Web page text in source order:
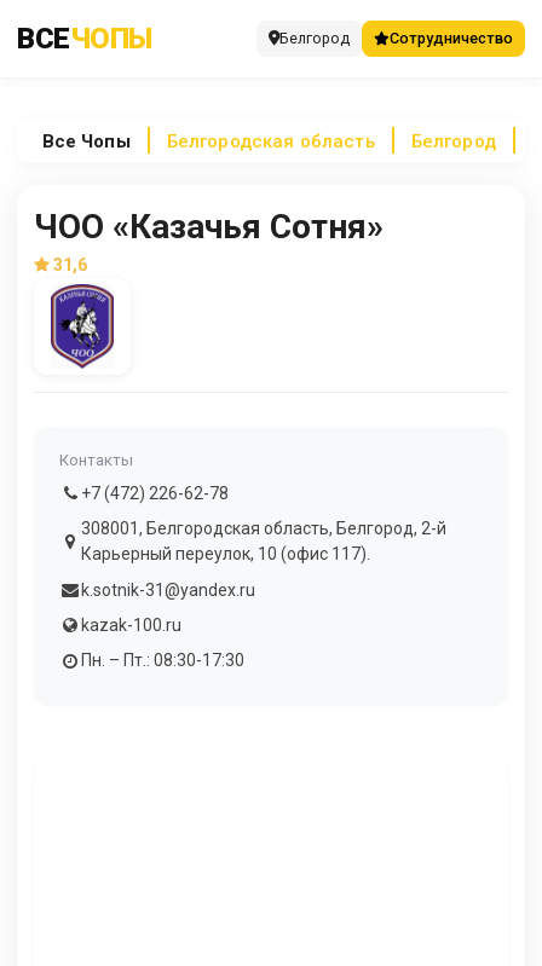
ВСЕЧОПЫ Белгород Сотрудничество
Все Чопы Белгородская область Белгород
ЧОО «Казачья Сотня»
31,6
Контакты
+7 (472) 226-62-78
308001, Белгородская область, Белгород, 2-й
Карьерный переулок, 10 (офис 117).
k.sotnik-31@yandex.ru
kazak-100.ru
Пн. – Пт.: 08:30-17:30